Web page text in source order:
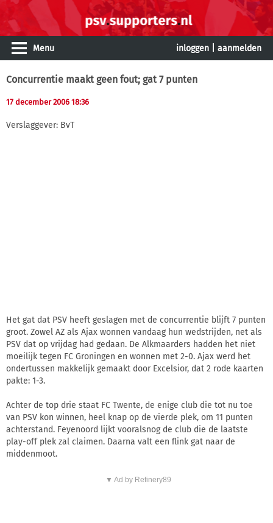
Menu inloggen aanmelden
Concurrentie maakt geen fout; gat 7 punten
17 december 2006 18:36
Verslaggever: BvT
Het gat dat PSV heeft geslagen met de concurrentie blijft 7 punten
groot. Zowel AZ als Ajax wonnen vandaag hun wedstrijden, net als
PSV dat op vrijdag had gedaan. De Alkmaarders hadden het niet
moeilijk tegen FC Groningen en wonnen met 2-0. Ajax werd het
ondertussen makkelijk gemaakt door Excelsior, dat 2 rode kaarten
pakte: 1-3.
Achter de top drie staat FC Twente, de enige club die tot nu toe
van PSV kon winnen, heel knap op de vierde plek, om 11 punten
achterstand. Feyenoord lijkt vooralsnog de club die de laatste
play-off plek zal claimen. Daarna valt een flink gat naar de
middenmoot.
▼ Ad by Refinery89